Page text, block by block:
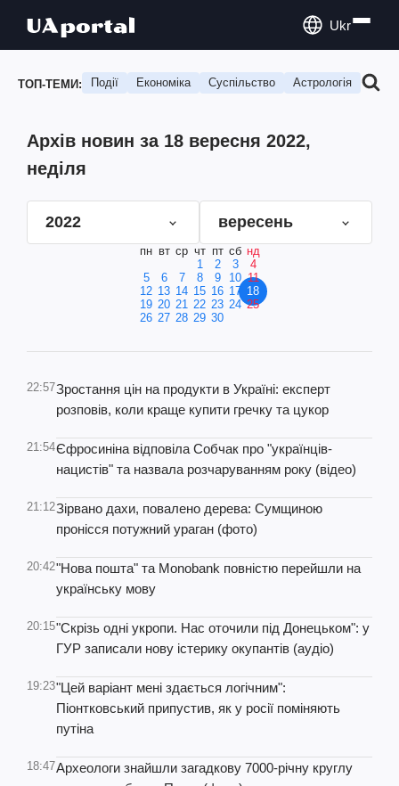
Ukr
ТОП-ТЕМИ: Події Економіка Суспільство Астрологія
Архів новин за 18 вересня 2022,
неділя
2022 вересень
пн вт ср чт пт сб нд
1
2 3
4
5
6 7 8 9 10 11
12 13 14 15 16 17 18
19 20 21 22 23 24 25
26 27 28 29 30
22:57Зростання цін на продукти в Україні: експерт
розповів, коли краще купити гречку та цукор
21:54Єфросиніна відповіла Собчак про "українців-
нацистів" та назвала розчаруванням року (відео)
21:12Зірвано дахи, повалено дерева: Сумщиною
пронісся потужний ураган (фото)
20:42"Нова пошта" та Monobank повністю перейшли на
українську мову
20:15"Скрізь одні укропи. Нас оточили під Донецьком": у
ГУР записали нову істерику окупантів (аудіо)
19:23"Цей варіант мені здається логічним":
Піонтковський припустив, як у росії поміняють
путіна
18:47Археологи знайшли загадкову 7000-річну круглу